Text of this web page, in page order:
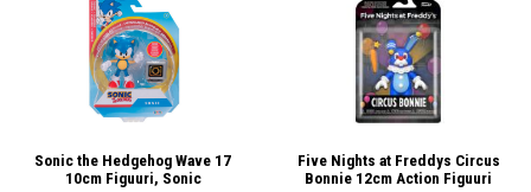
Sonic the Hedgehog Wave 17
10cm Figuuri, Sonic
Five Nights at Freddys Circus
Bonnie 12cm Action Figuuri